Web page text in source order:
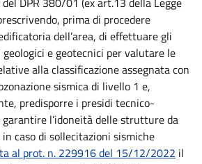
prima di procedere
dell’area, di effettuare gli
e geotecnici per valutare le
alla classificazione assegnata con
sismica di livello 1 e,
predisporre i presidi tecnico-
l’idoneità delle strutture da
caso di sollecitazioni sismiche
al prot. n. 229916 del 15/12/2022 il